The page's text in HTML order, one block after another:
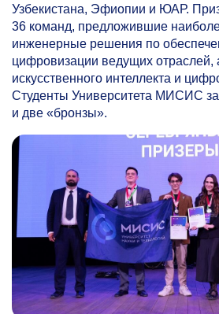
Узбекистана, Эфиопии и ЮАР.
36 команд, предложившие
инженерные решения по
цифровизации ведущих отраслей,
искусственного интеллекта и
Студенты Университета МИСИС
и две «бронзы».